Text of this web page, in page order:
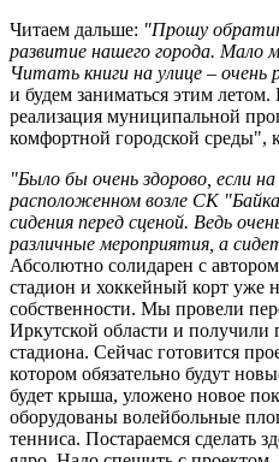
Читаем дальше: "Прошу
развитие нашего города. Мало
Читать книги на улице – очень
и будем заниматься этим летом.
реализация муниципальной
комфортной городской среды",
"Было бы очень здорово, если
расположенном возле СК
сидения перед сценой. Ведь
различные мероприятия, а
Абсолютно солидарен с
стадион и хоккейный корт уже
собственности. Мы провели
Иркутской области и
стадиона. Сейчас готовится
котором обязательно будут
будет крыша, уложено новое
оборудованы волейбольные
тенниса. Постараемся сделать